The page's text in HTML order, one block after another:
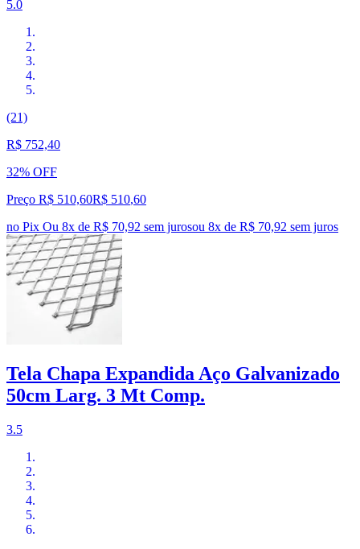
5.0
(21)
R$ 752,40
32% OFF
Preço R$ 510,60R$ 510,60
no Pix Ou 8x de R$ 70,92 sem jurosou 8x de R$ 70,92 sem juros
Tela Chapa Expandida Aço Galvanizado
50cm Larg. 3 Mt Comp.
3.5